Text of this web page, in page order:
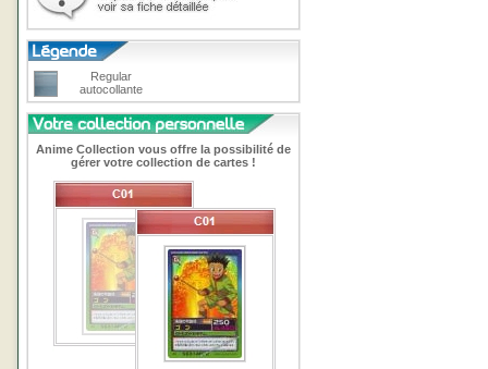
Regular
autocollante
Anime Collection vous offre la possibilité de
gérer votre collection de cartes !